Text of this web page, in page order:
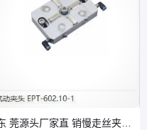
莞源头厂家直 销慢走丝夹具